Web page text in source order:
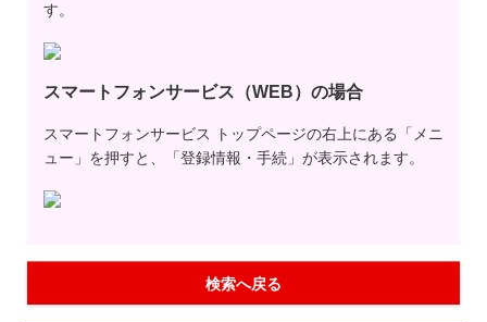
す。
スマートフォンサービス（WEB）の場合
スマートフォンサービス トップページの右上にある「メニ
ュー」を押すと、「登録情報・手続」が表示されます。
検索へ戻る